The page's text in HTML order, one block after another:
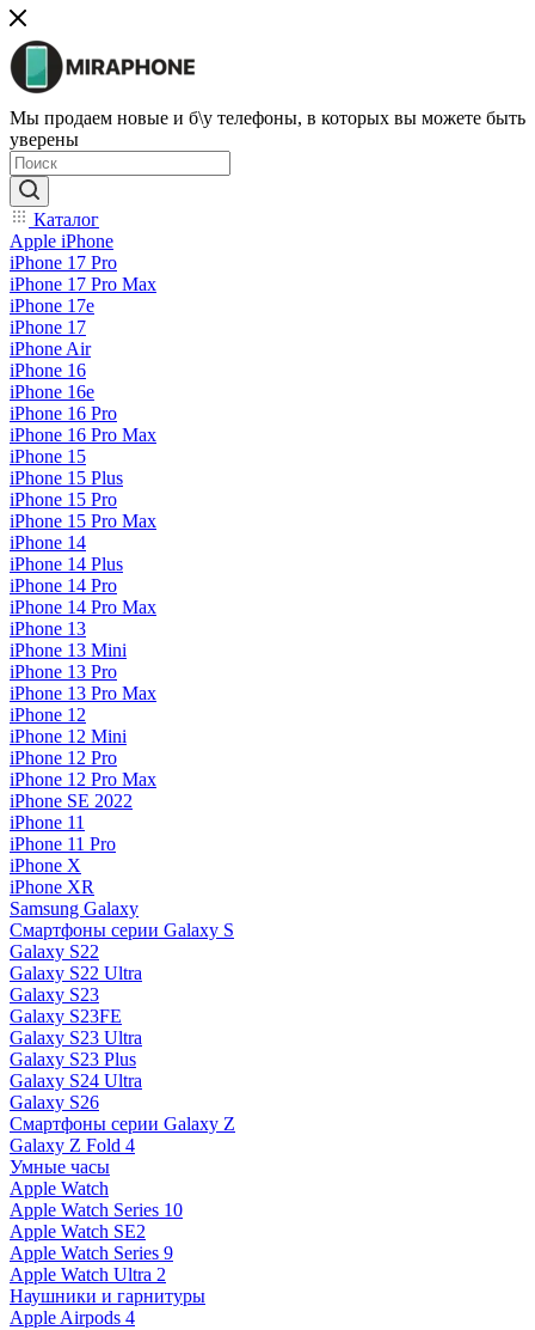
Мы продаем новые и б\у телефоны, в которых вы можете быть
уверены
Каталог
Apple iPhone
iPhone 17 Pro
iPhone 17 Pro Max
iPhone 17e
iPhone 17
iPhone Air
iPhone 16
iPhone 16e
iPhone 16 Pro
iPhone 16 Pro Max
iPhone 15
iPhone 15 Plus
iPhone 15 Pro
iPhone 15 Pro Max
iPhone 14
iPhone 14 Plus
iPhone 14 Pro
iPhone 14 Pro Max
iPhone 13
iPhone 13 Mini
iPhone 13 Pro
iPhone 13 Pro Max
iPhone 12
iPhone 12 Mini
iPhone 12 Pro
iPhone 12 Pro Max
iPhone SE 2022
iPhone 11
iPhone 11 Pro
iPhone X
iPhone XR
Samsung Galaxy
Смартфоны серии Galaxy S
Galaxy S22
Galaxy S22 Ultra
Galaxy S23
Galaxy S23FE
Galaxy S23 Ultra
Galaxy S23 Plus
Galaxy S24 Ultra
Galaxy S26
Смартфоны серии Galaxy Z
Galaxy Z Fold 4
Умные часы
Apple Watch
Apple Watch Series 10
Apple Watch SE2
Apple Watch Series 9
Apple Watch Ultra 2
Наушники и гарнитуры
Apple Airpods 4